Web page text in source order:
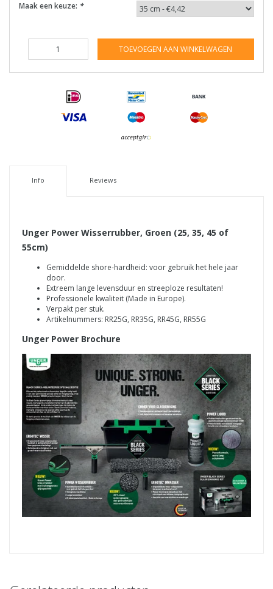
Maak een keuze: *
TOEVOEGEN AAN WINKELWAGEN
Info Reviews
Unger Power Wisserrubber, Groen (25, 35, 45 of
55cm)
Gemiddelde shore-hardheid: voor gebruik het hele jaar
door.
Extreem lange levensduur en streeploze resultaten!
Professionele kwaliteit (Made in Europe).
Verpakt per stuk.
Artikelnummers: RR25G, RR35G, RR45G, RR55G
Unger Power Brochure